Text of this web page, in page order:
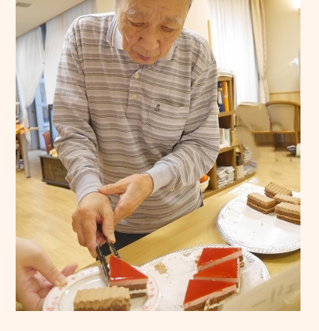
慶成会で働きたい方へ
新卒求人情報
募集要項
輝き★職員インタビュー
輝き★職員インタビュー【介護職】
輝き★職員インタビュー【介護職】Vol.2
輝き★職員インタビュー【保育士】
採用エントリー
研修センターについて
福利厚生